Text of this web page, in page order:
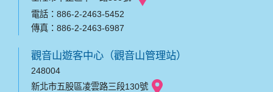
電話：886-2-2463-5452
傳真：886-2-2463-6987
觀音山遊客中心（觀音山管理站）
248004
新北市五股區凌雲路三段130號